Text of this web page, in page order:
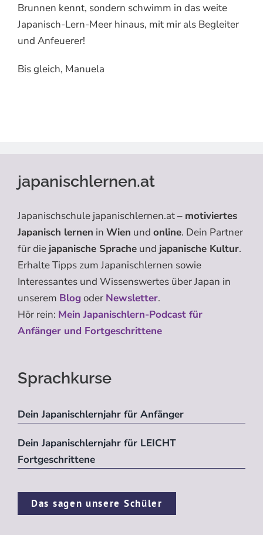
Brunnen kennt, sondern schwimm in das weite
Japanisch-Lern-Meer hinaus, mit mir als Begleiter
und Anfeuerer!
Bis gleich, Manuela
japanischlernen.at
Japanischschule japanischlernen.at – motiviertes
Japanisch lernen in Wien und online. Dein Partner
für die japanische Sprache und japanische Kultur.
Erhalte Tipps zum Japanischlernen sowie
Interessantes und Wissenswertes über Japan in
unserem Blogoder Newsletter.
Hör rein: Mein Japanischlern-Podcast für
Anfänger und Fortgeschrittene
Sprachkurse
Dein Japanischlernjahr für Anfänger
Dein Japanischlernjahr für LEICHT
Fortgeschrittene
Das sagen unsere Schüler